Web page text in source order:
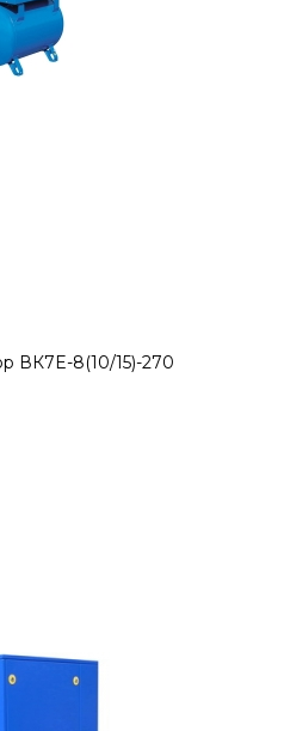
ВК7E-8(10/15)-270